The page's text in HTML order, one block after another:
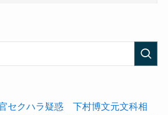
セクハラ疑惑 下村博文元文科相